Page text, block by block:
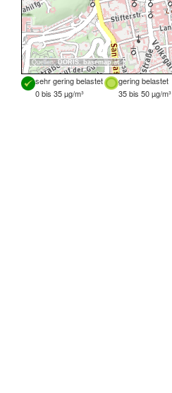
Quellen:DORIS, basemap.at
sehr gering belastet gering belastet
0 bis 35 µg/m³
35 bis 50 µg/m³